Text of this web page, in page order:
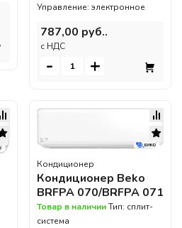
Управление: электронное
787,00 руб..
c НДС
- +
Кондиционер
Кондиционер Beko
BRFPA 070/BRFPA 071
Товар в наличииТип: сплит-
система